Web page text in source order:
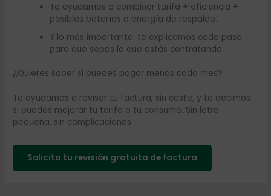
Te ayudamos a combinar tarifa + eficiencia +
posibles baterías o energía de respaldo.
Y lo más importante: te explicamos cada paso
para que sepas lo que estás contratando.
¿Quieres saber si puedes pagar menos cada mes?
Te ayudamos a revisar tu factura, sin coste, y te decimos
si puedes mejorar tu tarifa o tu consumo. Sin letra
pequeña, sin complicaciones.
Solicita tu revisión gratuita de factura